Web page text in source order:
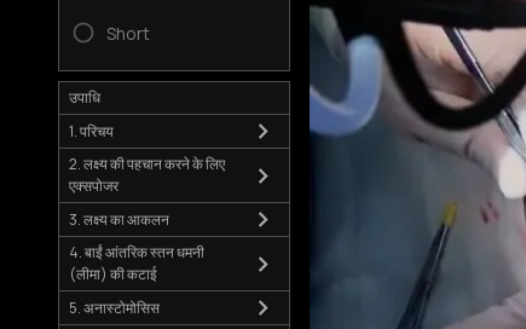
Short
उपाधि
1. परिचय
2. लक्ष्य की पहचान करने के लिए
एक्सपोजर
3. लक्ष्य का आकलन
4. बाईं आंतरिक स्तन धमनी
(लीमा) की कटाई
5. अनास्टोमोसिस